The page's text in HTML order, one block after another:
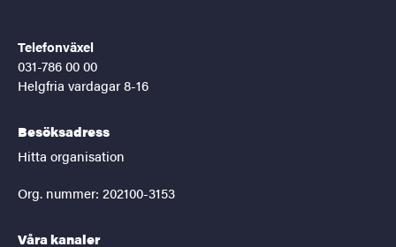
Telefonväxel
031-786 00 00
Helgfria vardagar 8-16
Besöksadress
Hitta organisation
Org. nummer: 202100-3153
Våra kanaler